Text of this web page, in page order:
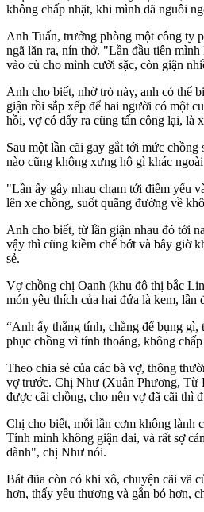
không chấp nhặt, khi mình đã nguôi
Anh Tuấn, trưởng phòng một công ty
ngã lăn ra, nín thở. "Lần đầu tiên
vào cù cho mình cười sặc, còn giận
Anh cho biết, nhờ trò này, anh có thể
giận rồi sắp xếp để hai người có một
hồi, vợ có đẩy ra cũng tấn công lại, là
Sau một lần cãi gay gắt tới mức
nào cũng không xưng hô gì khác
"Lần ấy gây nhau chạm tới điểm yếu
lên xe chồng, suốt quãng đường về
Anh cho biết, từ lần giận nhau đó tới
vậy thì cũng kiềm chế bớt và bây giờ
sẻ.
Vợ chồng chị Oanh (khu đô thị bắc
món yêu thích của hai đứa là kem, lần
“Anh ấy thẳng tính, chẳng để bụng
phục chồng vì tính thoáng, không
Theo chia sẻ của các bà vợ, thông
vợ trước. Chị Như (Xuân Phương, Từ
được cãi chồng, cho nên vợ đã cãi thì
Chị cho biết, mỗi lần cơm không lành
Tính mình không giận dai, và rất sợ
dành", chị Như nói.
Bát đũa còn có khi xô, chuyện cãi vã
hơn, thấy yêu thương và gắn bó hơn,